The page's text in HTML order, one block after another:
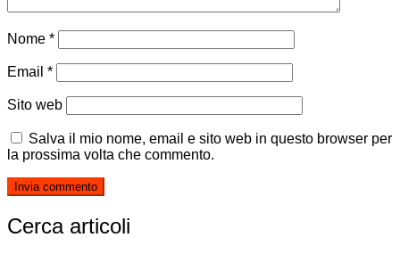
Nome *
Email *
Sito web
Salva il mio nome, email e sito web in questo browser per
la prossima volta che commento.
Cerca articoli